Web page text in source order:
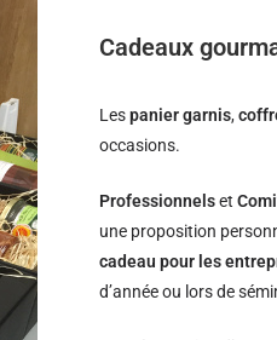
Cadeaux
Lespanier garnis,
occasions.
Professionnelset
une proposition
cadeau pour les
d’année ou lors de